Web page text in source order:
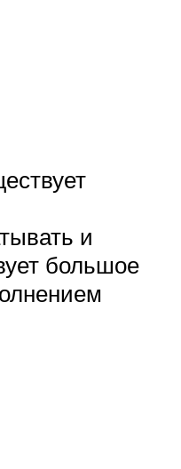
и
большое